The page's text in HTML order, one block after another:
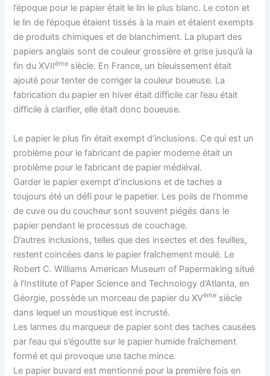
l’époque pour le papier était le lin le plus blanc. Le coton et
le lin de l’époque étaient tissés à la main et étaient exempts
de produits chimiques et de blanchiment. La plupart des
papiers anglais sont de couleur grossière et grise jusqu’à la
fin du XVIIème siècle. En France, un bleuissement était
ajouté pour tenter de corriger la couleur boueuse. La
fabrication du papier en hiver était difficile car l’eau était
difficile à clarifier, elle était donc boueuse.
Le papier le plus fin était exempt d’inclusions. Ce qui est un
problème pour le fabricant de papier moderne était un
problème pour le fabricant de papier médiéval.
Garder le papier exempt d’inclusions et de taches a
toujours été un défi pour le papetier. Les poils de l’homme
de cuve ou du coucheur sont souvent piégés dans le
papier pendant le processus de couchage.
D’autres inclusions, telles que des insectes et des feuilles,
restent coincées dans le papier fraîchement moulé. Le
Robert C. Williams American Museum of Papermaking situé
à l’Institute of Paper Science and Technology d’Atlanta, en
Géorgie, possède un morceau de papier du XVème siècle
dans lequel un moustique est incrusté.
Les larmes du marqueur de papier sont des taches causées
par l’eau qui s’égoutte sur le papier humide fraîchement
formé et qui provoque une tache mince.
Le papier buvard est mentionné pour la première fois en